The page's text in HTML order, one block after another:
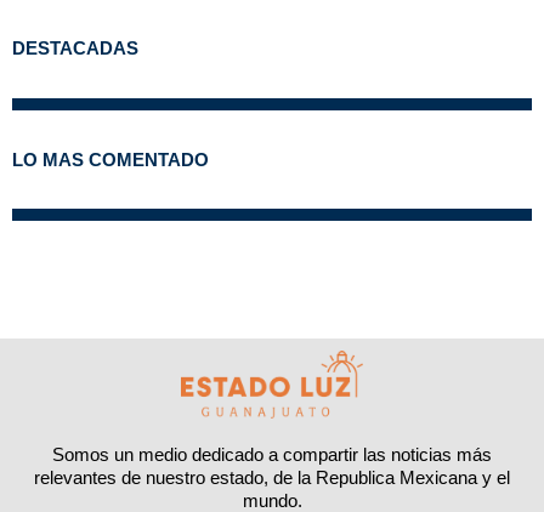
DESTACADAS
LO MAS COMENTADO
Somos un medio dedicado a compartir las noticias más
relevantes de nuestro estado, de la Republica Mexicana y el
mundo.